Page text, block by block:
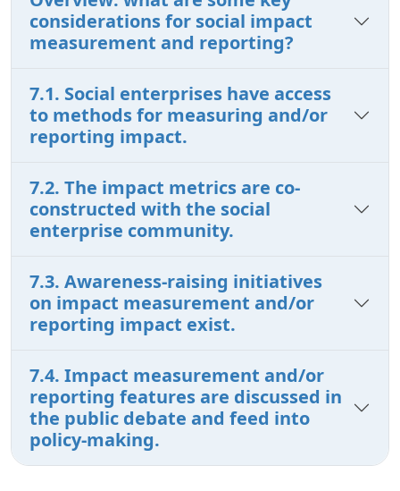
considerations for social impact
measurement and reporting?
7.1. Social enterprises have access
to methods for measuring and/or
reporting impact.
7.2. The impact metrics are co-
constructed with the social
enterprise community.
7.3. Awareness-raising initiatives
on impact measurement and/or
reporting impact exist.
7.4. Impact measurement and/or
reporting features are discussed in
the public debate and feed into
policy-making.